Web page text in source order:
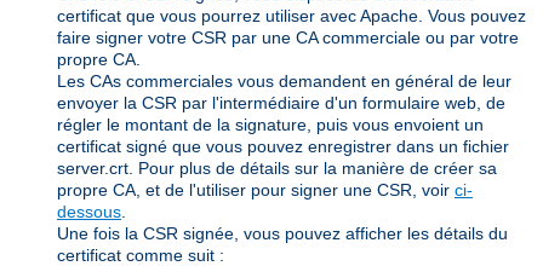
certificat que vous pourrez utiliser avec Apache. Vous pouvez
faire signer votre CSR par une CA commerciale ou par votre
propre CA.
Les CAs commerciales vous demandent en général de leur
envoyer la CSR par l'intermédiaire d'un formulaire web, de
régler le montant de la signature, puis vous envoient un
certificat signé que vous pouvez enregistrer dans un fichier
server.crt. Pour plus de détails sur la manière de créer sa
propre CA, et de l'utiliser pour signer une CSR, voir ci-
dessous
Une fois la CSR signée, vous pouvez afficher les détails du
certificat comme suit :